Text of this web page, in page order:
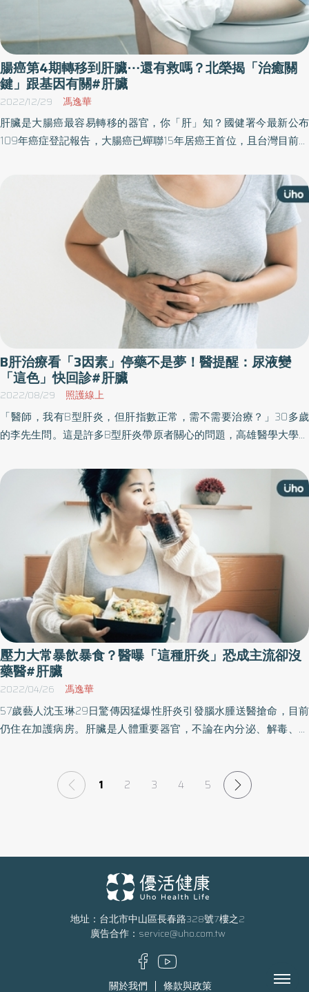
示，目前肝癌臨床多以「巴塞隆納臨床肝癌分期 BCLC stage」來作
為選擇治療方式的依據。此分期將肝癌依照患者體能、肝功能、腫
瘤大小與數目，以及是否有血管侵犯與轉移等分為0、A、B、C、D
期；如果是0、A早期腫瘤較小且沒有轉移現象，就會是以「根除
性」療法來處理。如果已經是B期（中期）以上，也就是單一腫瘤且
大於5公分或多顆腫瘤且任一顆大於3公分甚至已經有血管侵犯或轉
移，就會施以「緩和性(非根除性)療法」。 以腫瘤處於早期來說，可
進行根除性療法如手術切除、肝臟移植、酒精注射法、射頻和微波
靶、免疫、放療、化療。 由於肝癌被發現時通常較晚，不少都已經
是無法手術或者局部根除，因此經肝動脈血管栓塞術是一種常見作
法。柳建安醫師說明，在傳統肝動脈血管栓塞治療是透過鼠蹊部放
入導管，注入以油性物質與化療藥物混合而成的栓塞物質來阻斷癌
細胞生長。傳統栓塞的化療藥物會在注射後數小時內進入全身血液
循環，因此患者易產生副作用與不適感，同時因藥物較無法集中腫
瘤處，有時會降低治療效果。 微球精準鎖定癌細胞，釋放化療藥物
是將化療藥物與精細微球體結合，相較於傳統化學栓塞，常使用的
載藥微球直徑約100微米，形狀小且規則，可攜帶高於傳統栓塞兩倍
以上的化療藥物，並深入供應腫瘤養分的微小血管分枝，緩慢地釋
放化療藥物長達14天～1個月，因高濃度藥物停留在腫瘤內的時間較
長，讓化療藥物能較為精準、穩定長時間釋放來抑制癌細胞，不僅
能夠達到使腫瘤縮小的作用，也能大幅減低患者術後副作用。 柳建
安表示，載藥微球栓塞治療主要適用B期(中期)肝癌的治療方式，但
佳、腫瘤較大以及之前做過傳統化學栓塞有副作用或是效果不佳的
患者，都可採用載藥微球栓塞治療方法。 進行載藥微球栓塞治療要
注意先考量患者本身的肝功能以及腫瘤大小、血管性，儘管傷口恢
復期短，但也建議術後不要劇烈活動，盡量多休息。另外也要注意
術後可能會有約1~2週肝指數不穩定的狀況，之後就會慢慢回到術前
基礎值。 對於肝癌患者來說，能夠有效治療腫瘤，減少治療副作用
並保留正常肝臟功能是最大的期盼，柳建安強調，中期肝癌目前可
以合併治療法來規劃最佳療程，透過載藥微球栓塞治療有機會先以
縮小腫瘤方式來「降階治療」，從緩和治療進步到根除，讓肝癌病
患能夠重新找回健康。 （圖說/ 臺北榮民總醫院放射線部_柳建安醫
師）
腸癌第4期轉移到肝臟⋯還有救嗎？北榮揭「治癒關
鍵」跟基因有關#肝臟
2022/12/29 馮逸華
肝臟是大腸癌最容易轉移的器官，你「肝」知？國健署今最新公布
109年癌症登記報告，大腸癌已蟬聯15年居癌王首位，且台灣目前成
腸癌是治癒率相對高的癌症，前3期治癒率高達7成，就算是第4期才
發現，甚至是發生肝轉移，接受腸癌「多模式治療」就成為治癒關
B肝治療看「3因素」停藥不是夢！醫提醒：尿液變
「這色」快回診#肝臟
2022/08/29 照護線上
「醫師，我有B型肝炎，但肝指數正常，需不需要治療？」30多歲
的李先生問。這是許多B型肝炎帶原者關心的問題，高雄醫學大學附
化程度、血中病毒量、肝臟發炎狀態有關。
壓力大常暴飲暴食？醫曝「這種肝炎」恐成主流卻沒
藥醫#肝臟
2022/04/26 馮逸華
57歲藝人沈玉琳29日驚傳因猛爆性肝炎引發腦水腫送醫搶命，目前
仍住在加護病房。肝臟是人體重要器官，不論在內分泌、解毒、免
鄭乃源提醒，代謝症候群引起的肝炎，將是影響未來極大的肝病之
1 2 3 4 5
地址：台北市中山區長春路328號7樓之2
廣告合作： service@uho.com.tw
關於我們 條款與政策 Menu